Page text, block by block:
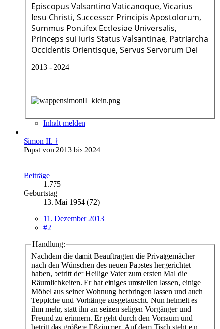
Episcopus Valsantino Vaticanoque, Vicarius
Iesu Christi, Successor Principis Apostolorum,
Summus Pontifex Ecclesiae Universalis,
Princeps sui iuris Status Valsantinae, Patriarcha
Occidentis Orientisque, Servus Servorum Dei
2013 - 2024
Inhalt melden
Simon II. †
Papst von 2013 bis 2024
Beiträge
1.775
Geburtstag
13. Mai 1954 (72)
11. Dezember 2013
#2
Handlung:
Nachdem die damit Beauftragten die Privatgemächer
nach den Wünschen des neuen Papstes hergerichtet
haben, betritt der Heilige Vater zum ersten Mal die
Räumlichkeiten. Er hat einiges umstellen lassen, einige
Möbel aus seiner Wohnung herbringen lassen und auch
Teppiche und Vorhänge ausgetauscht. Nun heimelt es
ihm mehr, statt ihn an seinen seligen Vorgänger und
Freund zu erinnern. Er geht durch den Vorraum und
betritt das größere Eßzimmer. Auf dem Tisch steht ein